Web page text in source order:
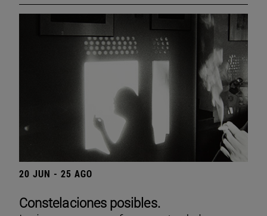
20 JUN - 25 AGO
Constelaciones posibles.